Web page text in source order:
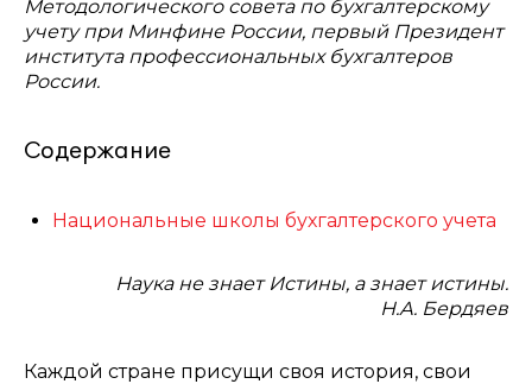
Методологического совета по бухгалтерскому
учету при Минфине России, первый Президент
института профессиональных бухгалтеров
России.
Содержание
Национальные школы бухгалтерского учета
Наука не знает Истины, а знает истины.
Н.А. Бердяев
Каждой стране присущи своя история, свои